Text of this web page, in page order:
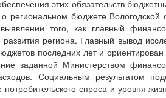
этих обязательств
региональном бюджете
того, как главный
региона. Главный вывод
последних лет и
заданной Министерством
Социальным результатом
спроса и уровня